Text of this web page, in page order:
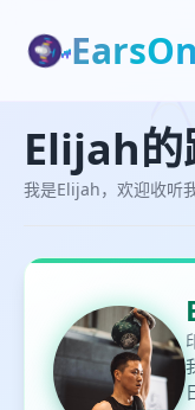
Elijah的路径
Elijah的
我是Elijah，欢迎收听
与
我是Elijah
健的体魄...
加入播单